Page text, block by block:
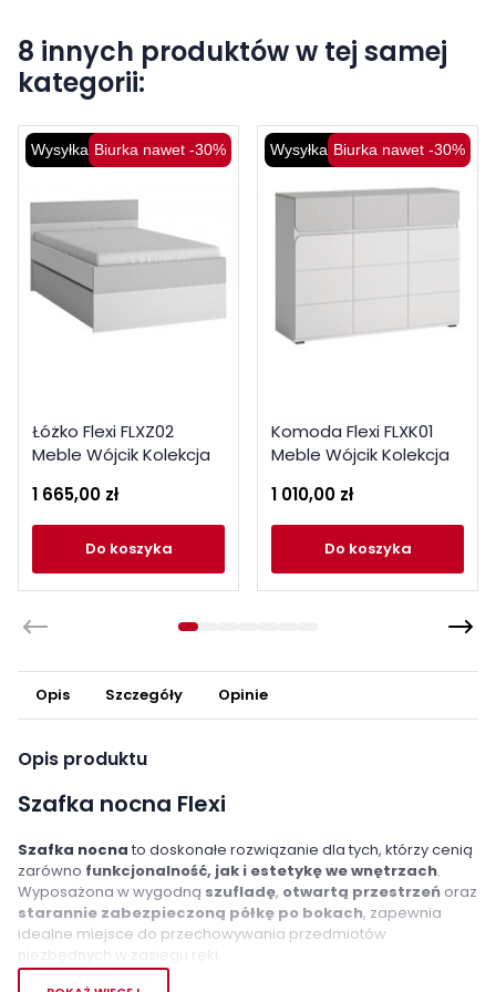
8 innych produktów w tej samej
kategorii:
Wysyłka 48HBiurka nawet -30%
Łóżko Flexi FLXZ02
Meble Wójcik Kolekcja
1 665,00 zł
do koszyka
Wysyłka 48HBiurka nawet -30%
Komoda Flexi FLXK01
Meble Wójcik Kolekcja
1 010,00 zł
do koszyka
Opis Szczegóły Opinie
Opis produktu
Szafka nocna Flexi
Szafka nocna to doskonałe rozwiązanie dla tych, którzy cenią
zarówno funkcjonalność, jak i estetykę we wnętrzach.
Wyposażona w wygodną szufladę, otwartą przestrzeń oraz
starannie zabezpieczoną półkę po bokach, zapewnia
idealne miejsce do przechowywania przedmiotów
niezbędnych w zasięgu ręki.